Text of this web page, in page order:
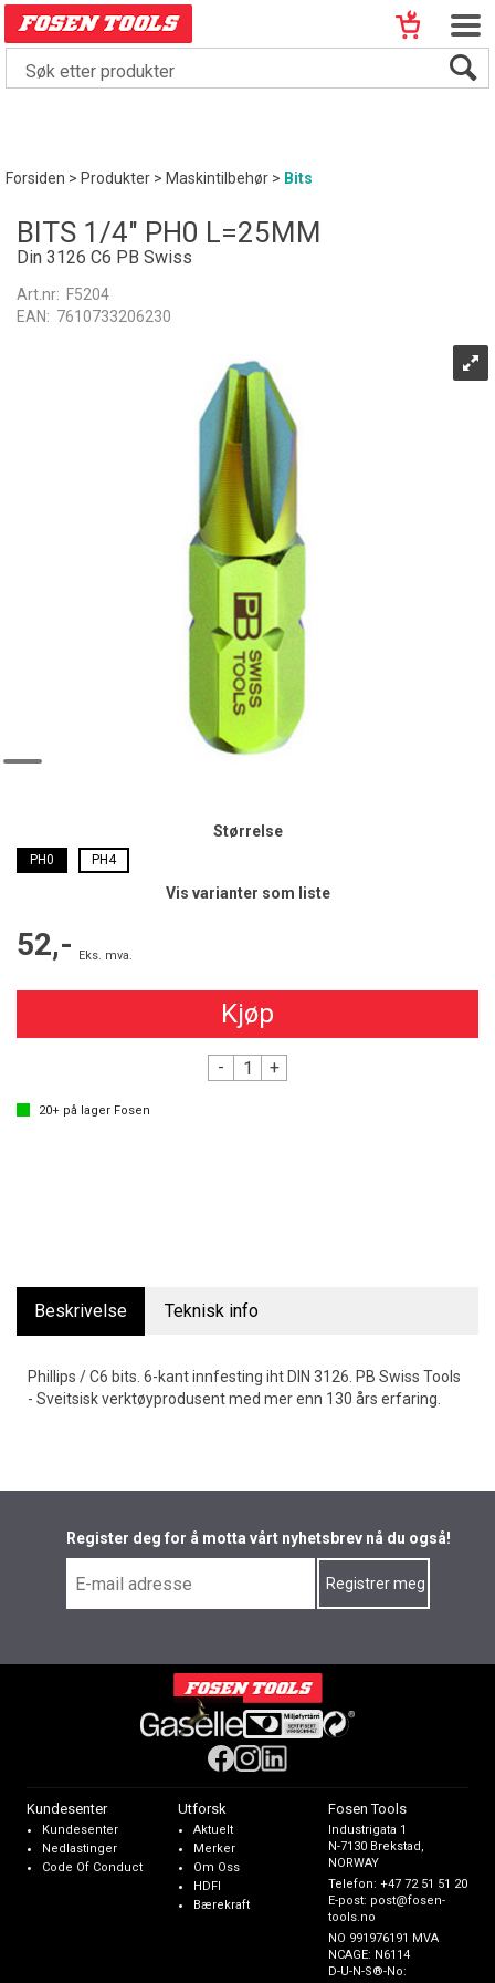
Forsiden>Produkter>Maskintilbehør> Bits
BITS 1/4" PH0 L=25MM
Din 3126 C6 PB Swiss
Art.nr: F5204
EAN: 7610733206230
Størrelse
PH0 PH4
Vis varianter som liste
52,- Eks. mva.
Kjøp
- +
20+ på lager Fosen
Beskrivelse Teknisk info
Phillips / C6 bits. 6-kant innfesting iht DIN 3126. PB Swiss Tools
- Sveitsisk verktøyprodusent med mer enn 130 års erfaring.
Register deg for å motta vårt nyhetsbrev nå du også!
Kundesenter
Kundesenter
Nedlastinger
Code Of Conduct
Utforsk
Aktuelt
Merker
Om Oss
HDFI
Bærekraft
Fosen Tools
Industrigata 1
N-7130 Brekstad,
NORWAY
Telefon:+47 72 51 51 20
E-post: post@fosen-
tools.no
NO 991976191 MVA
NCAGE: N6114
D-U-N-S®-No: